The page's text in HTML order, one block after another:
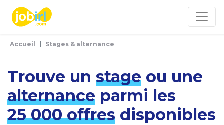
Accueil Stages & alternance
Trouve un stage ou une
alternance parmi les
25 000 offres disponibles
Panneau de gestion des cookies